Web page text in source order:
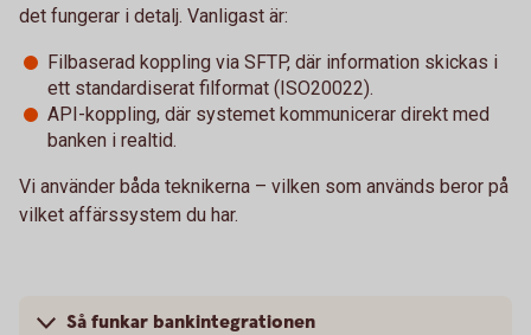
det fungerar i detalj. Vanligast är:
Filbaserad koppling via SFTP, där information skickas i
ett standardiserat filformat (ISO20022).
API-koppling, där systemet kommunicerar direkt med
banken i realtid.
Vi använder båda teknikerna – vilken som används beror på
vilket affärssystem du har.
Så funkar bankintegrationen